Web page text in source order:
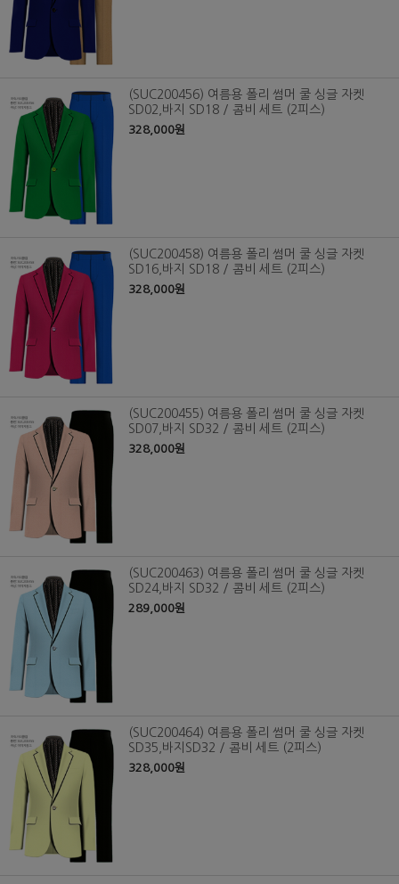
(SUC200456) 여름용 폴리 썸머 쿨 싱글 자켓
SD02,바지 SD18 / 콤비 세트 (2피스)
328,000원
(SUC200458) 여름용 폴리 썸머 쿨 싱글 자켓
SD16,바지 SD18 / 콤비 세트 (2피스)
328,000원
(SUC200455) 여름용 폴리 썸머 쿨 싱글 자켓
SD07,바지 SD32 / 콤비 세트 (2피스)
328,000원
(SUC200463) 여름용 폴리 썸머 쿨 싱글 자켓
SD24,바지 SD32 / 콤비 세트 (2피스)
289,000원
(SUC200464) 여름용 폴리 썸머 쿨 싱글 자켓
SD35,바지SD32 / 콤비 세트 (2피스)
328,000원